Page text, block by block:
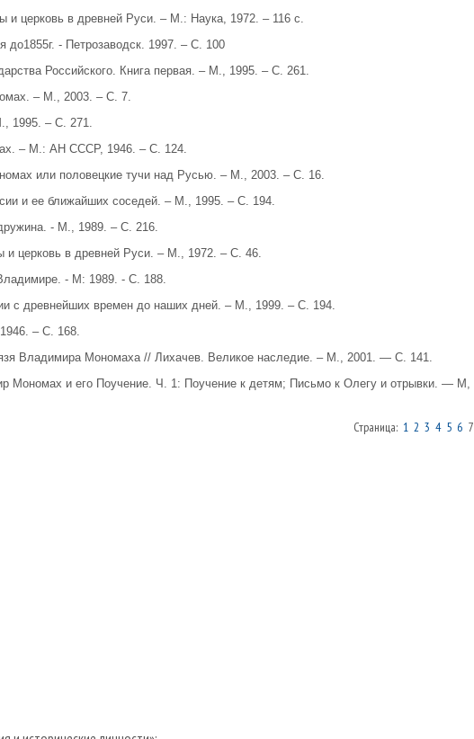
и церковь в древней Руси. – М.: Наука, 1972. – 116 с.
до1855г. - Петрозаводск. 1997. – С. 100
Российского. Книга первая. – М., 1995. – С. 261.
– М., 2003. – С. 7.
1995. – С. 271.
– М.: АН СССР, 1946. – С. 124.
или половецкие тучи над Русью. – М., 2003. – С. 16.
и ее ближайших соседей. – М., 1995. – С. 194.
- М., 1989. – С. 216.
церковь в древней Руси. – М., 1972. – С. 46.
- М: 1989. - С. 188.
с древнейших времен до наших дней. – М., 1999. – С. 194.
– С. 168.
Владимира Мономаха // Лихачев. Великое наследие. – М., 2001. — С. 141.
Мономах и его Поучение. Ч. 1: Поучение к детям; Письмо к Олегу и отрывки. — М,
Страница: 1 2 3 4 5 67